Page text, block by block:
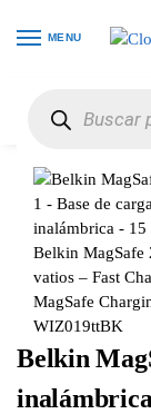
MENU
Belkin MagSafe
vatios – Fast
MagSafe
WIZ019ttBK
Belkin